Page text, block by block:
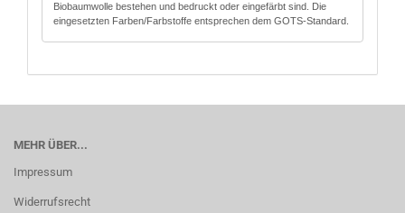
Biobaumwolle bestehen und bedruckt oder eingefärbt sind. Die
eingesetzten Farben/Farbstoffe entsprechen dem GOTS-Standard.
MEHR ÜBER...
Impressum
Widerrufsrecht